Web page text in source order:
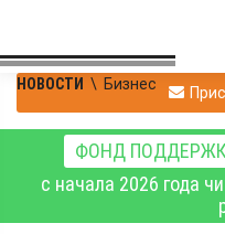
НОВОСТИ \ Бизнес
ФОНД
с начала 2026 года